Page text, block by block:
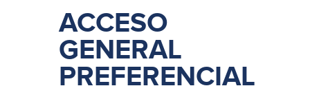
ACCESO
GENERAL
PREFERENCIAL